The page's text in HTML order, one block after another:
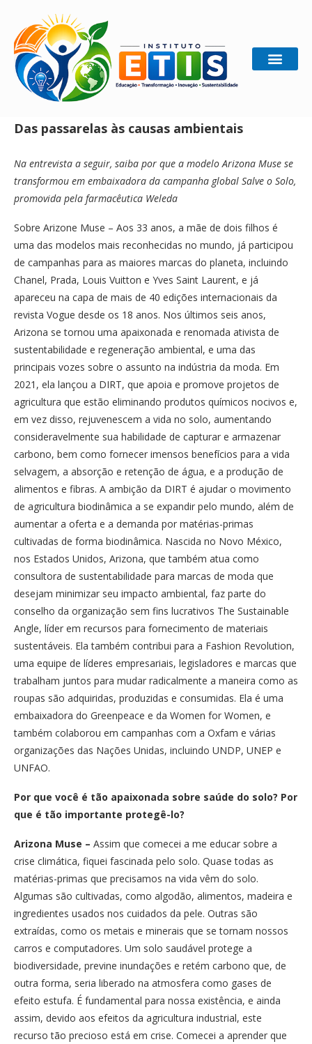
Home Ecologia
Das passarelas às causas ambientais
Na entrevista a seguir, saiba por que a modelo Arizona Muse se
transformou em embaixadora da campanha global Salve o Solo,
promovida pela farmacêutica Weleda
Sobre Arizone Muse – Aos 33 anos, a mãe de dois filhos é
uma das modelos mais reconhecidas no mundo, já participou
de campanhas para as maiores marcas do planeta, incluindo
Chanel, Prada, Louis Vuitton e Yves Saint Laurent, e já
apareceu na capa de mais de 40 edições internacionais da
revista Vogue desde os 18 anos. Nos últimos seis anos,
Arizona se tornou uma apaixonada e renomada ativista de
sustentabilidade e regeneração ambiental, e uma das
principais vozes sobre o assunto na indústria da moda. Em
2021, ela lançou a DIRT, que apoia e promove projetos de
agricultura que estão eliminando produtos químicos nocivos e,
em vez disso, rejuvenescem a vida no solo, aumentando
consideravelmente sua habilidade de capturar e armazenar
carbono, bem como fornecer imensos benefícios para a vida
selvagem, a absorção e retenção de água, e a produção de
alimentos e fibras. A ambição da DIRT é ajudar o movimento
de agricultura biodinâmica a se expandir pelo mundo, além de
aumentar a oferta e a demanda por matérias-primas
cultivadas de forma biodinâmica. Nascida no Novo México,
nos Estados Unidos, Arizona, que também atua como
consultora de sustentabilidade para marcas de moda que
desejam minimizar seu impacto ambiental, faz parte do
conselho da organização sem fins lucrativos The Sustainable
Angle, líder em recursos para fornecimento de materiais
sustentáveis. Ela também contribui para a Fashion Revolution,
uma equipe de líderes empresariais, legisladores e marcas que
trabalham juntos para mudar radicalmente a maneira como as
roupas são adquiridas, produzidas e consumidas. Ela é uma
embaixadora do Greenpeace e da Women for Women, e
também colaborou em campanhas com a Oxfam e várias
organizações das Nações Unidas, incluindo UNDP, UNEP e
UNFAO.
Por que você é tão apaixonada sobre saúde do solo? Por
que é tão importante protegê-lo?
Arizona Muse – Assim que comecei a me educar sobre a
crise climática, fiquei fascinada pelo solo. Quase todas as
matérias-primas que precisamos na vida vêm do solo.
Algumas são cultivadas, como algodão, alimentos, madeira e
ingredientes usados nos cuidados da pele. Outras são
extraídas, como os metais e minerais que se tornam nossos
carros e computadores. Um solo saudável protege a
biodiversidade, previne inundações e retém carbono que, de
outra forma, seria liberado na atmosfera como gases de
efeito estufa. É fundamental para nossa existência, e ainda
assim, devido aos efeitos da agricultura industrial, este
recurso tão precioso está em crise. Comecei a aprender que